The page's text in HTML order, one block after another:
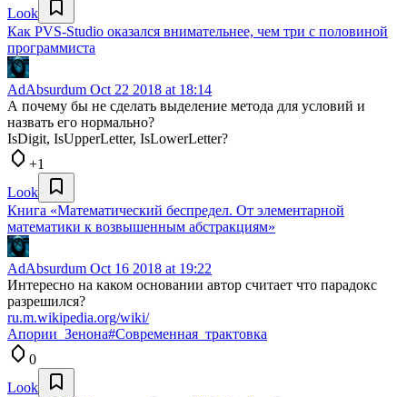
Look
Как PVS-Studio оказался внимательнее, чем три с половиной
программиста
AdAbsurdum Oct 22 2018 at 18:14
А почему бы не сделать выделение метода для условий и
назвать его нормально?
IsDigit, IsUpperLetter, IsLowerLetter?
+1
Look
Книга «Математический беспредел. От элементарной
математики к возвышенным абстракциям»
AdAbsurdum Oct 16 2018 at 19:22
Интересно на каком основании автор считает что парадокс
разрешился?
ru.m.wikipedia.org/wiki/
Апории_Зенона#Современная_трактовка
0
Look